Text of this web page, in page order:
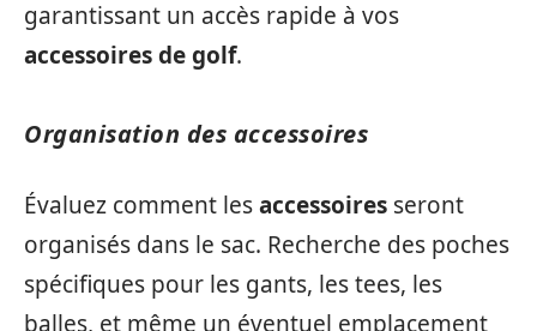
garantissant un accès rapide à vos
accessoires de golf.
Organisation des accessoires
Évaluez comment lesaccessoires seront
organisés dans le sac. Recherche des poches
spécifiques pour les gants, les tees, les
balles, et même un éventuel emplacement